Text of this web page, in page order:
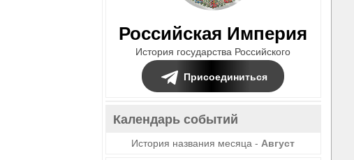
Российская Империя
История государства Российского
Присоединиться
Календарь событий
История названия месяца -Август